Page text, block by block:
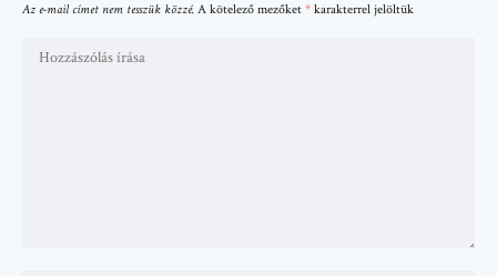
Az e-mail címet nem tesszük közzé. A kötelező mezőket * karakterrel jelöltük